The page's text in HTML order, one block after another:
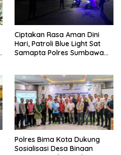
Ciptakan Rasa Aman Dini
Hari, Patroli Blue Light Sat
Samapta Polres Sumbawa
Polres Bima Kota Dukung
Sosialisasi Desa Binaan